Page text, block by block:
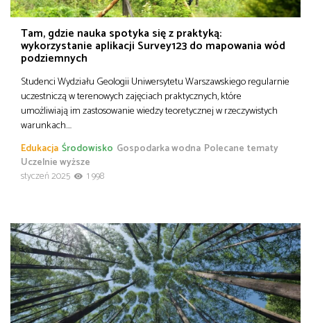
Tam, gdzie nauka spotyka się z praktyką:
wykorzystanie aplikacji Survey123 do mapowania wód
podziemnych
Studenci Wydziału Geologii Uniwersytetu Warszawskiego regularnie
uczestniczą w terenowych zajęciach praktycznych, które
umożliwiają im zastosowanie wiedzy teoretycznej w rzeczywistych
warunkach….
Edukacja Gospodarka wodna Polecane tematy
Środowisko
Uczelnie wyższe
styczeń 2025
1 998